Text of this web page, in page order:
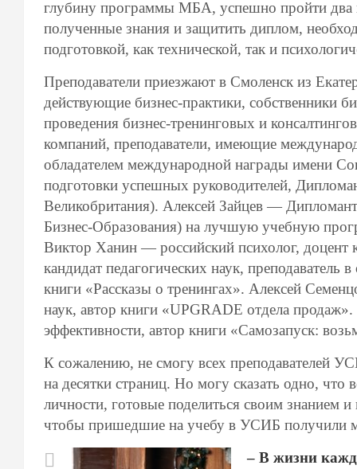
глубину программы МБА, успешно пройти два
полученные знания и защитить диплом,
подготовкой, как технической, так и
Преподаватели приезжают в Смоленск из
действующие бизнес-практики, собственники
проведения бизнес-тренинговых и
компаний, преподаватели, имеющие
обладателем международной награды имени
подготовки успешных руководителей,
Великобритания). Алексей Зайцев —
Бизнес-Образования) на лучшую учебную
Виктор Ханин — российский психолог, доцент
кандидат педагогических наук, преподаватель
книги «Рассказы о тренингах». Алексей
наук, автор книги «UPGRADE отдела
эффективности, автор книги «Самозапуск:
К сожалению, не смогу всех преподавателей
на десятки страниц. Но могу сказать одно,
личности, готовые поделиться своим
чтобы пришедшие на учебу в УСИБ получили
– В жизни